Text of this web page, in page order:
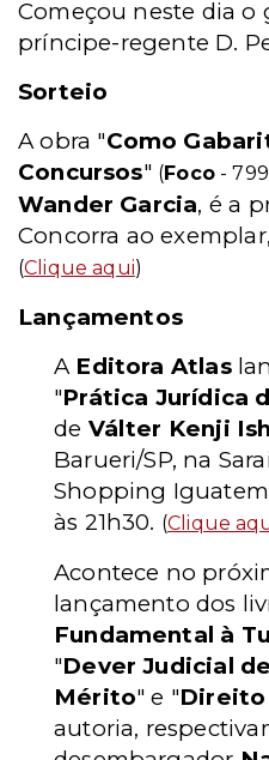
Começou neste dia o
príncipe-regente D.
Sorteio
A obra "Como
Concursos" (Foco-
Wander Garcia, é a
Concorra ao
(Clique aqui)
Lançamentos
A Editora Atlas
"Prática Jurídica
de Válter Kenji
Barueri/SP, na
Shopping
às 21h30. (Clique
Acontece no
lançamento dos
Fundamental à
"Dever Judicial
Mérito" e "
autoria,